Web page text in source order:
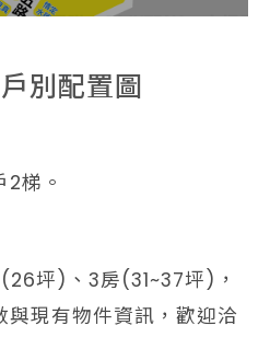
別配置圖
梯。
坪)、3房(31~37坪)，
現有物件資訊，歡迎洽